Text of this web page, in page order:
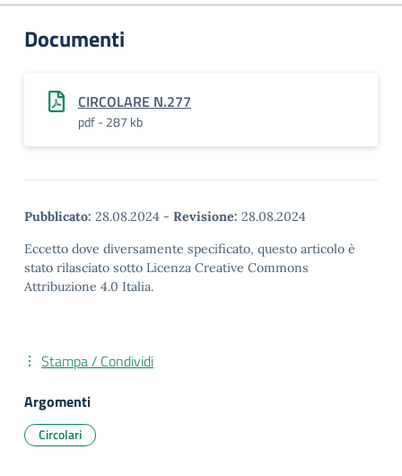
Documenti
CIRCOLARE N.277
pdf - 287 kb
Pubblicato: 28.08.2024 - Revisione: 28.08.2024
Eccetto dove diversamente specificato, questo articolo è
stato rilasciato sotto Licenza Creative Commons
Attribuzione 4.0 Italia.
Stampa / Condividi
Argomenti
Circolari